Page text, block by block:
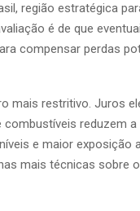
região estratégica
é de que
compensar perdas
mais restritivo. Juros
reduzem a
e maior exposição
mais técnicas sobre